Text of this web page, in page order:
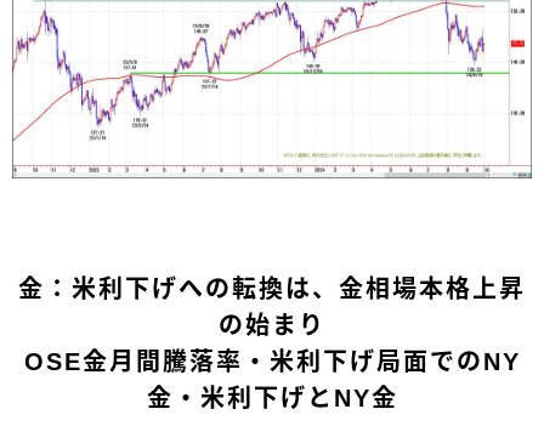
金：米利下げへの転換は、金相場本格上昇
の始まり
OSE金月間騰落率・米利下げ局面でのNY
金・米利下げとNY金